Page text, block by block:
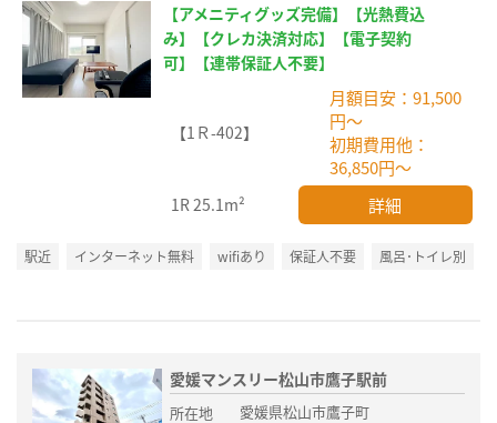
【アメニティグッズ完備】【光熱費込
み】【クレカ決済対応】【電子契約
可】【連帯保証人不要】
【1Ｒ-402】
月額目安：91,500
円～
初期費用他：
36,850円～
1R25.1m² 詳細
駅近 インターネット無料 wifiあり 保証人不要 風呂･トイレ別
愛媛マンスリー松山市鷹子駅前
所在地
愛媛県松山市鷹子町